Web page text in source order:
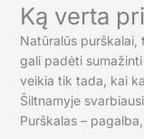
Ką verta
Natūralūs purškalai,
gali padėti
veikia tik tada, kai
Šiltnamyje
Purškalas –